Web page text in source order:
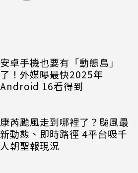
安卓手機也要有「動態島」
了！外媒曝最快2025年
Android 16看得到
康芮颱風走到哪裡了？颱風最
新動態、即時路徑 4平台吸千
人朝聖報現況